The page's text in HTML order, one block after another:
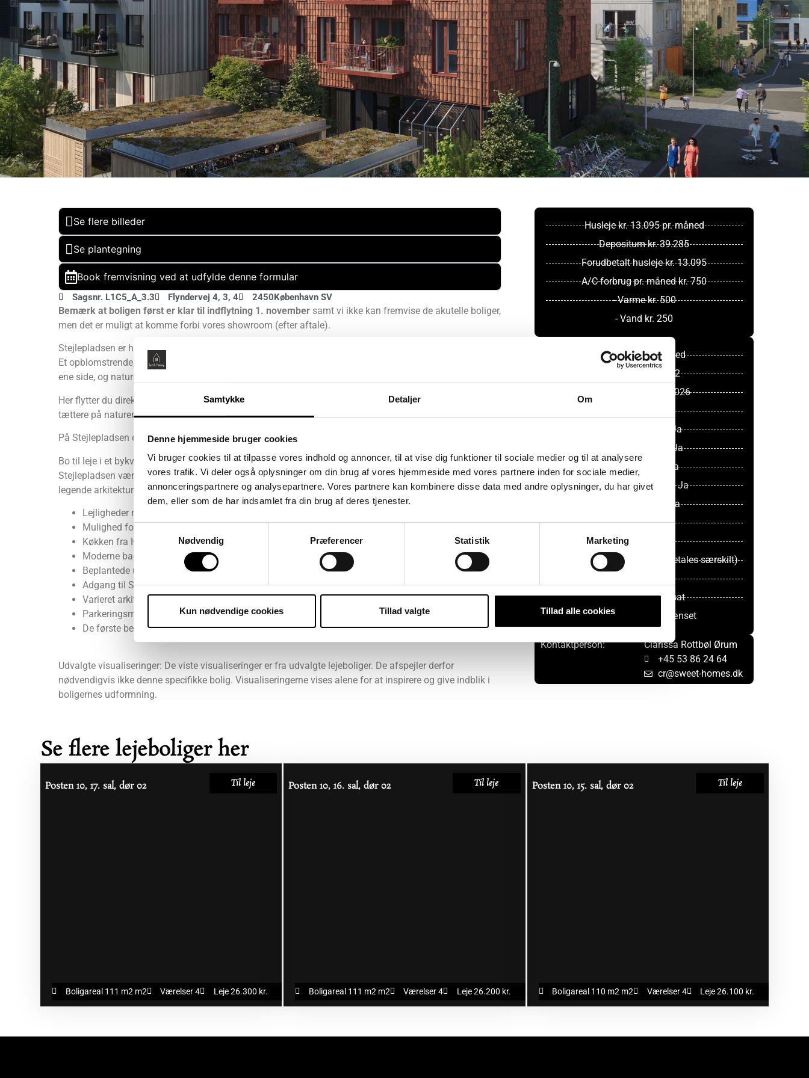
Samtykke Detaljer Om
Denne hjemmeside bruger cookies
Vi bruger cookies til at tilpasse vores indhold og annoncer, til at vise dig funktioner til sociale medier og til at analysere
vores trafik. Vi deler også oplysninger om din brug af vores hjemmeside med vores partnere inden for sociale medier,
annonceringspartnere og analysepartnere. Vores partnere kan kombinere disse data med andre oplysninger, du har givet
dem, eller som de har indsamlet fra din brug af deres tjenester.
Samtykkevalg
Nødvendig
Præferencer Statistik Marketing
Kun nødvendige cookies Tillad valgte Tillad alle cookies
Se flere billeder
Se plantegning
Book fremvisning ved at udfylde denne formular
Sagsnr. L1C5_A_3.3 Flyndervej 4, 3, 4 2450København SV
Bemærk at boligen først er klar til indflytning 1. november samt vi ikke kan fremvise de akutelle boliger,
men det er muligt at komme forbi vores showroom (efter aftale).
Stejlepladsen er helt sin egen. En slags hemmelig oase i første parket til vandet i Københavns Sydhavn.
Et opblomstrende, mangfoldigt bykvarter, hvor man mærker charmen fra byens gamle fiskerhavn til den
ene side, og naturens åbne vidder til den anden.
Her flytter du direkte ind i drømmen om at forblive tæt på Københavns mange tilbud, men samtidig bo
tættere på naturen i et tæt fællesskab med andre.
På Stejlepladsen er der plads til dig, uanset hvor i livet du er.
Bo til leje i et bykvarter, der summer af liv. Med vandskvulp, bølgende enge og højt til himlen. På
Stejlepladsen værner vi om vores omgivelser og bruger ressourcerne klogt, så genbrugsmaterialer og
legende arkitektur blender smukt ind i det eksisterende område og giver bykvarteret sin helt særlige ånd.
Lejligheder med 2, 3 eller 4 værelser
Mulighed for altan/terrasse
Køkken fra HTH inklusive hårde hvidevarer
Moderne badeværelse med vaskesøjle
Beplantede udemiljøer med plads til leg og opholdszoner
Adgang til Stejlepladsens fælleshus og Bydelslokaler
Varieret arkitektur med farverige facader i genbrugsmaterialer
Parkeringsmuligheder i P-kælder og langs Sejlklubvej samt Bådehavnsgade mod betaling
De første beboere flytter ind fra sommer 2026
Udvalgte visualiseringer: De viste visualiseringer er fra udvalgte lejeboliger. De afspejler derfor
nødvendigvis ikke denne specifikke bolig. Visualiseringerne vises alene for at inspirere og give indblik i
boligernes udformning.
Husleje kr. 13.095 pr. måned
Depositum kr. 39.285
Forudbetalt husleje kr. 13.095
A/C-forbrug pr. måned kr. 750
- Varme kr. 500
- Vand kr. 250
Boligtype: Lejlighed
Boligareal 64 m2
Ledig fra 01/11/2026
Altan/terrasse: Ja
Vaskemaskine: Ja
Tørretumbler: Ja
Opvaskemaskine: Ja
Husdyr tilladt: Ja
Byggeår: 2026
Elevator: Ja
Mulighed for parkering: Ja (betales særskilt)
Stand: Nyistandsat
Lejeperiode: Ubegrænset
Kontaktperson:
Clarissa Rottbøl Ørum
+45 53 86 24 64
cr@sweet-homes.dk
Se flere lejeboliger her
Til leje
Posten 10, 17. sal, dør 02
Boligareal 111 m2 m2 Værelser 4 Leje 26.300 kr.
Til leje
Posten 10, 16. sal, dør 02
Boligareal 111 m2 m2 Værelser 4 Leje 26.200 kr.
Til leje
Posten 10, 15. sal, dør 02
Boligareal 110 m2 m2 Værelser 4 Leje 26.100 kr.